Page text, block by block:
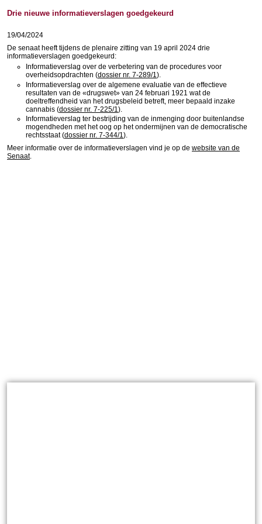
Drie nieuwe informatieverslagen goedgekeurd
19/04/2024
De senaat heeft tijdens de plenaire zitting van 19 april 2024 drie
informatieverslagen goedgekeurd:
Informatieverslag over de verbetering van de procedures voor
overheidsopdrachten (dossier nr. 7-289/1).
Informatieverslag over de algemene evaluatie van de effectieve
resultaten van de «drugswet» van 24 februari 1921 wat de
doeltreffendheid van het drugsbeleid betreft, meer bepaald inzake
cannabis (dossier nr. 7-225/1 ).
Informatieverslag ter bestrijding van de inmenging door buitenlandse
mogendheden met het oog op het ondermijnen van de democratische
rechtsstaat (dossier nr. 7-344/1).
Meer informatie over de informatieverslagen vind je op de website van de
Senaat.